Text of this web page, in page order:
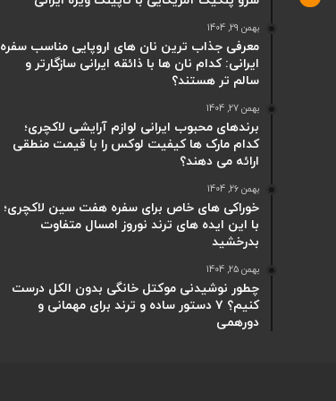
بهمن 29, 1404
معرفی جذاب ترین نان های اروپایی مناسب سفره
ایرانی: کدام نان ها با ذائقه ایرانی سازگارتر و
سالم تر هستند؟
بهمن 27, 1404
برندهای محبوب ایرانی لوازم آرایشی لاکچری؛
کدام مارک ها کیفیت لوکس را با قیمت منطقی
ارائه می دهند؟
بهمن 26, 1404
خوراکی های خاص برای سفره هفت سین لاکچری؛
با این ایده های ترند نوروز امسال متفاوت
بدرخشید
بهمن 25, 1404
چطور نوشیدنی موکتل خانگی بدون الکل درست
کنیم؟ ۷ دستور ساده و ترند برای مهمانی و
دورهمی